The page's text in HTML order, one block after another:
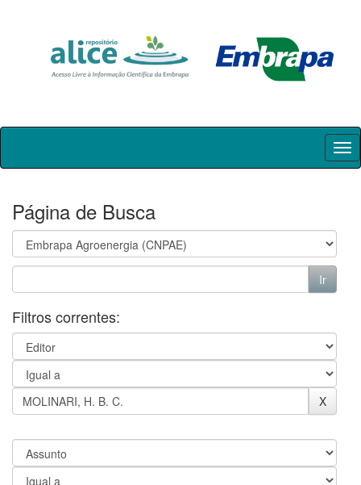
Skip
Página de Busca
Filtros correntes: